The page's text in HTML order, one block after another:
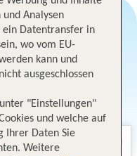
und Analysen
ein Datentransfer in
wo vom EU-
kann und
ausgeschlossen
"Einstellungen"
und welche auf
Ihrer Daten Sie
Weitere